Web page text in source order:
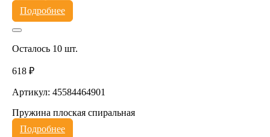
Подробнее
Осталось 10 шт.
618 ₽
Артикул: 45584464901
Пружина плоская спиральная
Подробнее